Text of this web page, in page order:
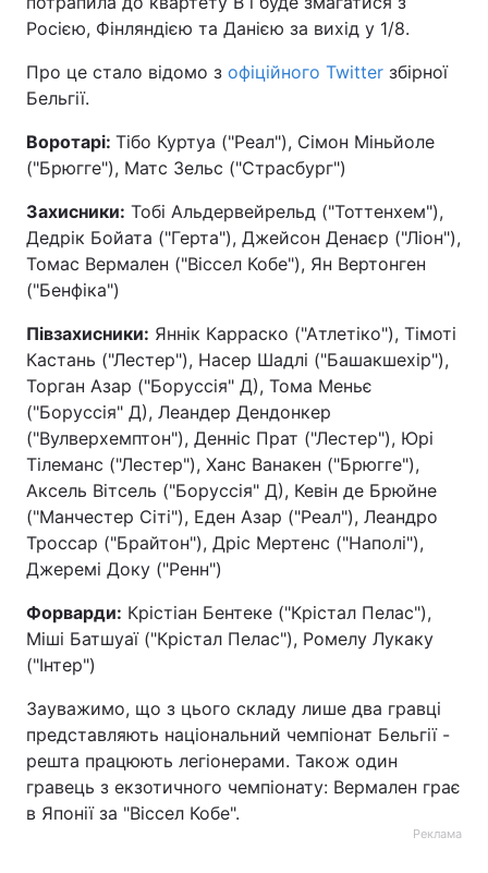
Росією, Фінляндією та Данією за вихід у 1/8.
Про це стало відомо з офіційного Twitter збірної
Бельгії.
Воротарі: Тібо Куртуа ("Реал"), Сімон Міньйоле
("Брюгге"), Матс Зельс ("Страсбург")
Захисники: Тобі Альдервейрельд ("Тоттенхем"),
Дедрік Бойата ("Герта"), Джейсон Денаєр ("Ліон"),
Томас Вермален ("Віссел Кобе"), Ян Вертонген
("Бенфіка")
Півзахисники: Яннік Карраско ("Атлетіко"), Тімоті
Кастань ("Лестер"), Насер Шадлі ("Башакшехір"),
Торган Азар ("Боруссія" Д), Тома Меньє
("Боруссія" Д), Леандер Дендонкер
("Вулверхемптон"), Денніс Прат ("Лестер"), Юрі
Тілеманс ("Лестер"), Ханс Ванакен ("Брюгге"),
Аксель Вітсель ("Боруссія" Д), Кевін де Брюйне
("Манчестер Сіті"), Еден Азар ("Реал"), Леандро
Троссар ("Брайтон"), Дріс Мертенс ("Наполі"),
Джеремі Доку ("Ренн")
Форварди: Крістіан Бентеке ("Крістал Пелас"),
Міші Батшуаї ("Крістал Пелас"), Ромелу Лукаку
("Інтер")
Зауважимо, що з цього складу лише два гравці
представляють національний чемпіонат Бельгії -
решта працюють легіонерами. Також один
гравець з екзотичного чемпіонату: Вермален грає
в Японії за "Віссел Кобе".
Реклама